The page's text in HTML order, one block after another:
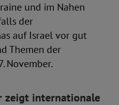
und im Nahen
der
auf Israel vor gut
Themen der
November.
zeigt internationale